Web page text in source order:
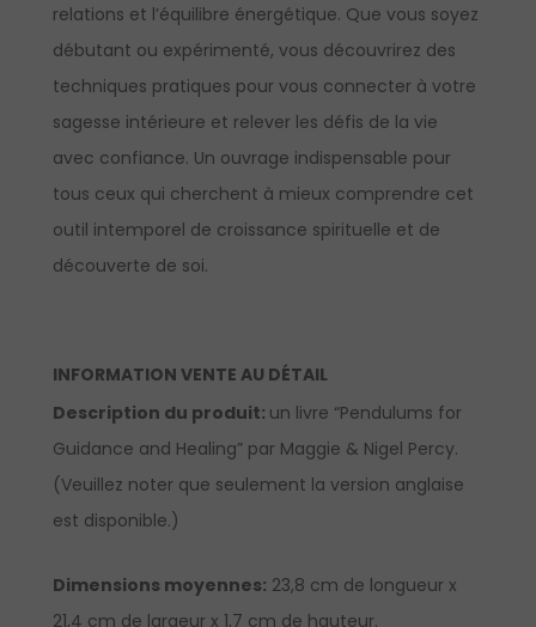
relations et l’équilibre énergétique. Que vous soyez
débutant ou expérimenté, vous découvrirez des
techniques pratiques pour vous connecter à votre
sagesse intérieure et relever les défis de la vie
avec confiance. Un ouvrage indispensable pour
tous ceux qui cherchent à mieux comprendre cet
outil intemporel de croissance spirituelle et de
découverte de soi.
INFORMATION VENTE AU DÉTAIL
Description du produit: un livre “Pendulums for
Guidance and Healing” par Maggie & Nigel Percy.
(Veuillez noter que seulement la version anglaise
est disponible.)
Dimensions moyennes: 23,8 cm de longueur x
21,4 cm de largeur x 1,7 cm de hauteur.